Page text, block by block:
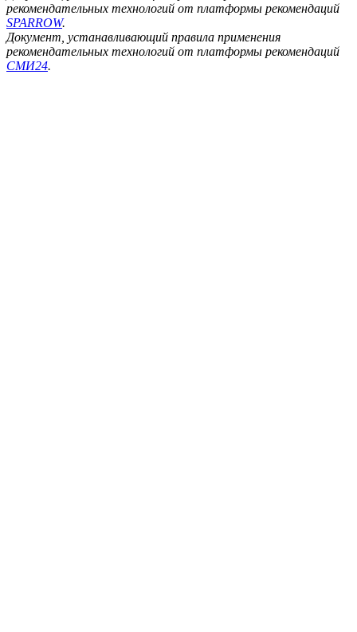
рекомендательных технологий от платформы рекомендаций
SPARROW.
Документ, устанавливающий правила применения
рекомендательных технологий от платформы рекомендаций
СМИ24.